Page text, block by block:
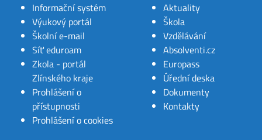
Informační systém
Výukový portál
Školní e-mail
Síť eduroam
Zkola - portál
Zlínského kraje
Prohlášení o
přístupnosti
Prohlášení o cookies
Aktuality
Škola
Vzdělávání
Absolventi.cz
Europass
Úřední deska
Dokumenty
Kontakty